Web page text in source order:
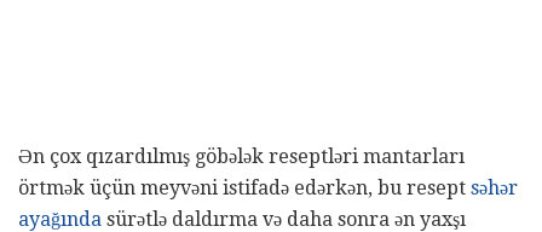
Ən çox qızardılmış göbələk reseptləri mantarları
örtmək üçün meyvəni istifadə edərkən, bu resept səhər
ayağında sürətlə daldırma və daha sonra ən yaxşı